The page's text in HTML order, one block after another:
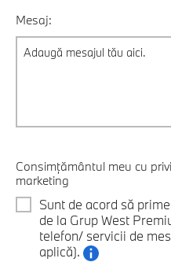
Mesaj:
Consimțământul meu cu
marketing
Sunt de acord să
de la Grup West
telefon/ servicii de
aplică).